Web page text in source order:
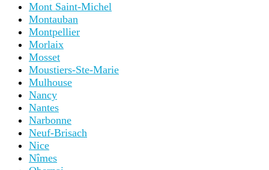
Mont Saint-Michel
Montauban
Montpellier
Morlaix
Mosset
Moustiers-Ste-Marie
Mulhouse
Nancy
Nantes
Narbonne
Neuf-Brisach
Nice
Nîmes